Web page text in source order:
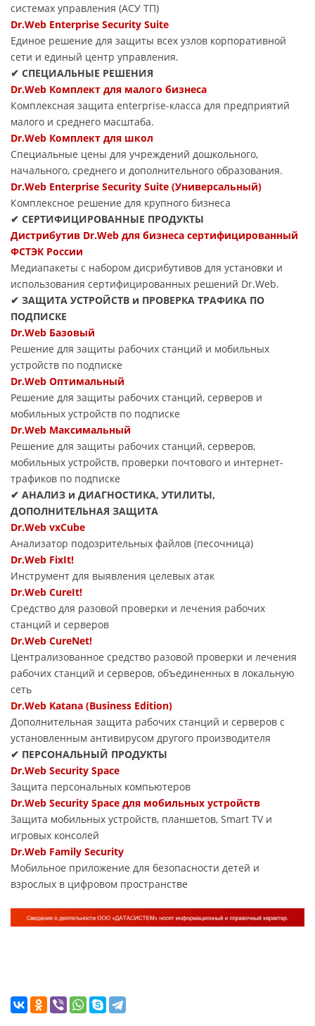
системах управления (АСУ ТП)
Dr.Web Enterprise Security Suite
Единое решение для защиты всех узлов корпоративной
сети и единый центр управления.
✔ СПЕЦИАЛЬНЫЕ РЕШЕНИЯ
Dr.Web Комплект для малого бизнеса
Комплексная защита enterprise-класса для предприятий
малого и среднего масштаба.
Dr.Web Комплект для школ
Специальные цены для учреждений дошкольного,
начального, среднего и дополнительного образования.
Dr.Web Enterprise Security Suite (Универсальный)
Комплексное решение для крупного бизнеса
✔ СЕРТИФИЦИРОВАННЫЕ ПРОДУКТЫ
Дистрибутив Dr.Web для бизнеса сертифицированный
ФСТЭК России
Медиапакеты с набором дисрибутивов для установки и
использования сертифицированных решений Dr.Web.
✔ ЗАЩИТА УСТРОЙСТВ и ПРОВЕРКА ТРАФИКА ПО
ПОДПИСКЕ
Dr.Web Базовый
Решение для защиты рабочих станций и мобильных
устройств по подписке
Dr.Web Оптимальный
Решение для защиты рабочих станций, серверов и
мобильных устройств по подписке
Dr.Web Максимальный
Решение для защиты рабочих станций, серверов,
мобильных устройств, проверки почтового и интернет-
трафиков по подписке
✔ АНАЛИЗ и ДИАГНОСТИКА, УТИЛИТЫ,
ДОПОЛНИТЕЛЬНАЯ ЗАЩИТА
Dr.Web vxCube
Анализатор подозрительных файлов (песочница)
Dr.Web FixIt!
Инструмент для выявления целевых атак
Dr.Web CureIt!
Средство для разовой проверки и лечения рабочих
станций и серверов
Dr.Web CureNet!
Централизованное средство разовой проверки и лечения
рабочих станций и серверов, объединенных в локальную
сеть
Dr.Web Katana (Business Edition)
Дополнительная защита рабочих станций и серверов с
установленным антивирусом другого производителя
✔ ПЕРСОНАЛЬНЫЙ ПРОДУКТЫ
Dr.Web Security Space
Защита персональных компьютеров
Dr.Web Security Space для мобильных устройств
Защита мобильных устройств, планшетов, Smart TV и
игровых консолей
Dr.Web Family Security
Мобильное приложение для безопасности детей и
взрослых в цифровом пространстве